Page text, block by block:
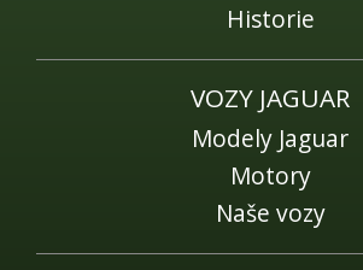
Historie
VOZY JAGUAR
Modely Jaguar
Motory
Naše vozy